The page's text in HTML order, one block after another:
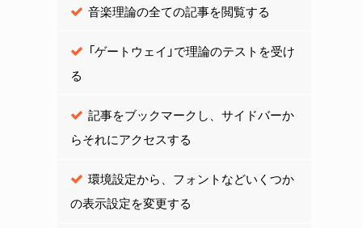
音楽理論の全ての記事を閲覧する
「ゲートウェイ」で理論のテストを受け
る
記事をブックマークし、サイドバーか
らそれにアクセスする
環境設定から、フォントなどいくつか
の表示設定を変更する